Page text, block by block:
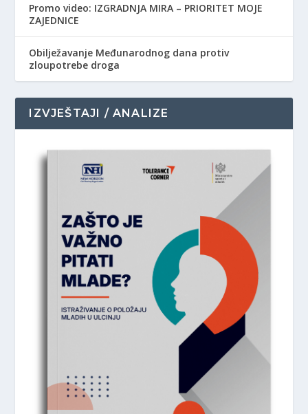
Promo video: IZGRADNJA MIRA – PRIORITET MOJE
ZAJEDNICE
Obilježavanje Međunarodnog dana protiv
zloupotrebe droga
IZVJEŠTAJI / ANALIZE